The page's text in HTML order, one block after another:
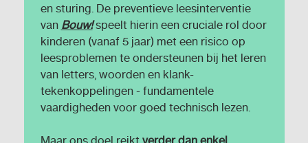
en sturing. De preventieve leesinterventie
van Bouw!speelt hierin een cruciale rol door
kinderen (vanaf 5 jaar) met een risico op
leesproblemen te ondersteunen bij het leren
van letters, woorden en klank-
tekenkoppelingen - fundamentele
vaardigheden voor goed technisch lezen.
Maar ons doel reikt verder dan enkel